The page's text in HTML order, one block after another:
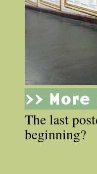
>>
The last
beginning?